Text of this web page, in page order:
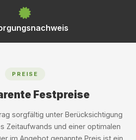
PREISE
Festpreise
sorgfältig unter Berücksichtigung
Zeitaufwands und einer optimalen
im Angebot genannte Preis ist ein